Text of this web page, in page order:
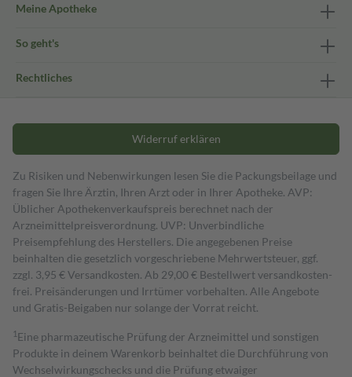
Meine Apotheke
So geht's
Rechtliches
Widerruf erklären
Zu Risiken und Nebenwirkungen lesen Sie die Packungsbeilage und
fragen Sie Ihre Ärztin, Ihren Arzt oder in Ihrer Apotheke. AVP:
Üblicher Apothekenverkaufspreis berechnet nach der
Arzneimittelpreisverordnung. UVP: Unverbindliche
Preisempfehlung des Herstellers. Die angegebenen Preise
beinhalten die gesetzlich vorgeschriebene Mehrwertsteuer, ggf.
zzgl. 3,95 € Versandkosten. Ab 29,00 € Bestell­wert versand­kosten­
frei. Preisänderungen und Irrtümer vorbehalten. Alle Angebote
und Gratis-Beigaben nur solange der Vorrat reicht.
1 Eine pharmazeutische Prüfung der Arzneimittel und sonstigen
Produkte in deinem Warenkorb beinhaltet die Durchführung von
Wechselwirkungschecks und die Prüfung etwaiger